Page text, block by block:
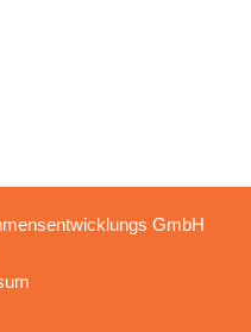
GmbH